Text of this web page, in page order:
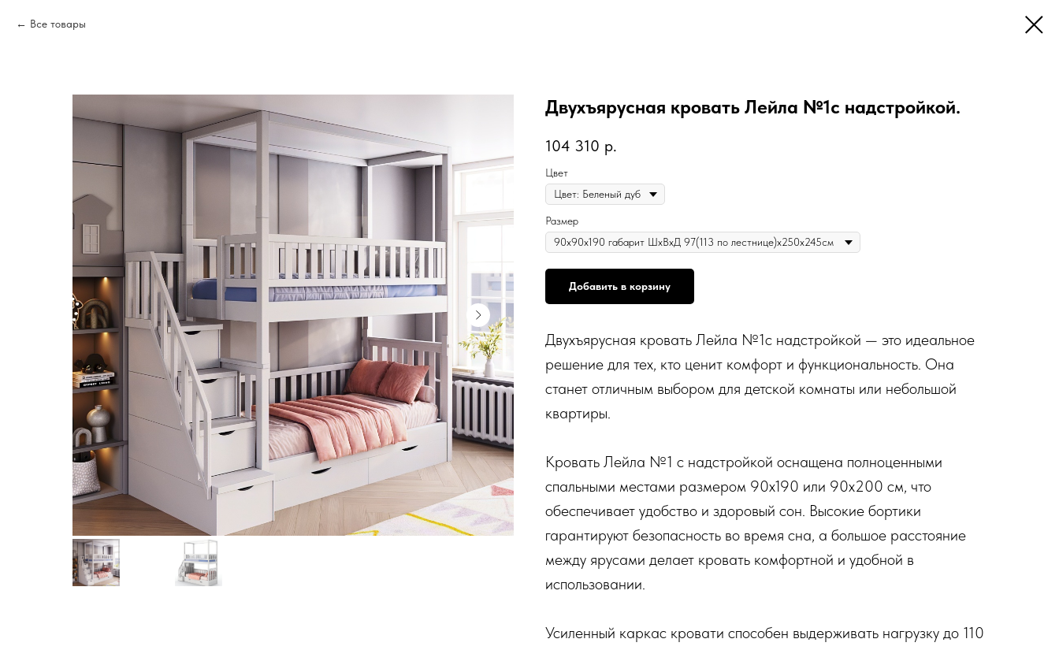
Все товары
Двухъярусная кровать Лейла №1с надстройкой.
104 310 р.
Цвет
Размер
Добавить в корзину
Двухъярусная кровать Лейла №1с надстройкой — это идеальное
решение для тех, кто ценит комфорт и функциональность. Она
станет отличным выбором для детской комнаты или небольшой
квартиры.
Кровать Лейла №1 с надстройкой оснащена полноценными
спальными местами размером 90х190 или 90х200 см, что
обеспечивает удобство и здоровый сон. Высокие бортики
гарантируют безопасность во время сна, а большое расстояние
между ярусами делает кровать комфортной и удобной в
использовании.
Усиленный каркас кровати способен выдерживать нагрузку до 110